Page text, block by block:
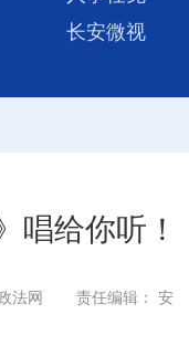
长安微视
唱给你听！
法网
责任编辑： 安